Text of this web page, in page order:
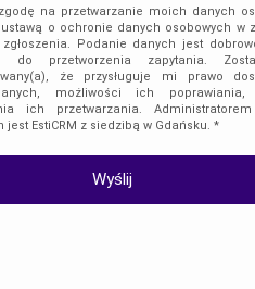
na przetwarzanie moich danych
o ochronie danych osobowych w
Podanie danych jest
do przetworzenia zapytania.
że przysługuje mi prawo
możliwości ich poprawiania,
ich przetwarzania.
jest EstiCRM z siedzibą w Gdańsku. *